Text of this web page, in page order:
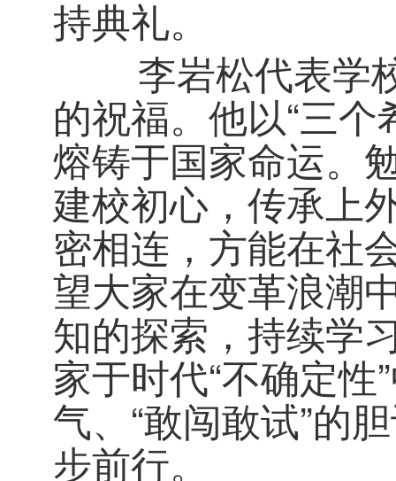
持典礼。
李岩松代表学校
的祝福。他以“三
熔铸于国家命运。
建校初心，传承上
密相连，方能在社
望大家在变革浪潮
知的探索，持续学
家于时代“不确定性
气、“敢闯敢试”的
步前行。